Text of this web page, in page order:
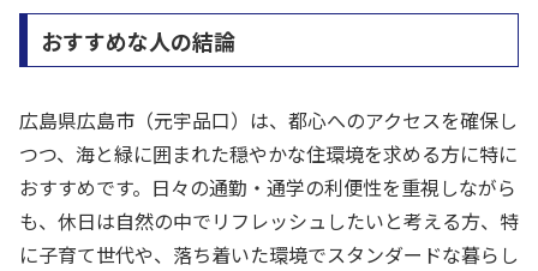
おすすめな人の結論
広島県広島市（元宇品口）は、都心へのアクセスを確保し
つつ、海と緑に囲まれた穏やかな住環境を求める方に特に
おすすめです。日々の通勤・通学の利便性を重視しながら
も、休日は自然の中でリフレッシュしたいと考える方、特
に子育て世代や、落ち着いた環境でスタンダードな暮らし